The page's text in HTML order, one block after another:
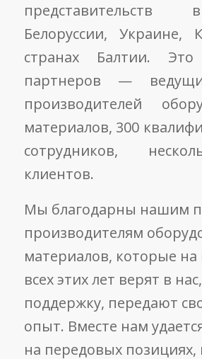
Белоруссии, Украине,
странах Балтии.
партнеров —
производителей
материалов, 300
сотрудников,
клиентов.
Мы благодарны нашим
производителям
материалов, которые
всех этих лет верят в
поддержку, передают
опыт. Вместе нам
на передовых позициях,